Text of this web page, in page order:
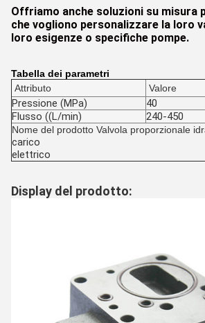
Offriamo anche soluzioni su misura
che vogliono personalizzare la loro
loro esigenze o specifiche pompe.
Tabella dei parametri
Attributo
Valore
Pressione (MPa)
40
Flusso ((L/min)
240-450
Nome del prodotto Valvola proporzionale
carico
elettrico
Display del prodotto: